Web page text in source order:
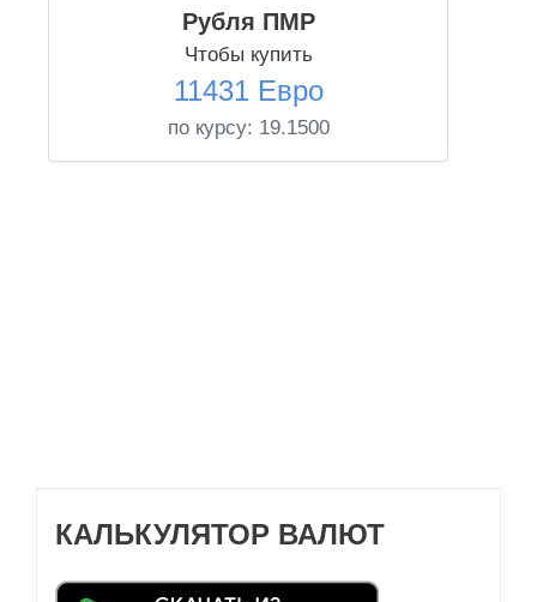
Рубля ПМР
Чтобы купить
11431 Евро
по курсу: 19.1500
КАЛЬКУЛЯТОР ВАЛЮТ